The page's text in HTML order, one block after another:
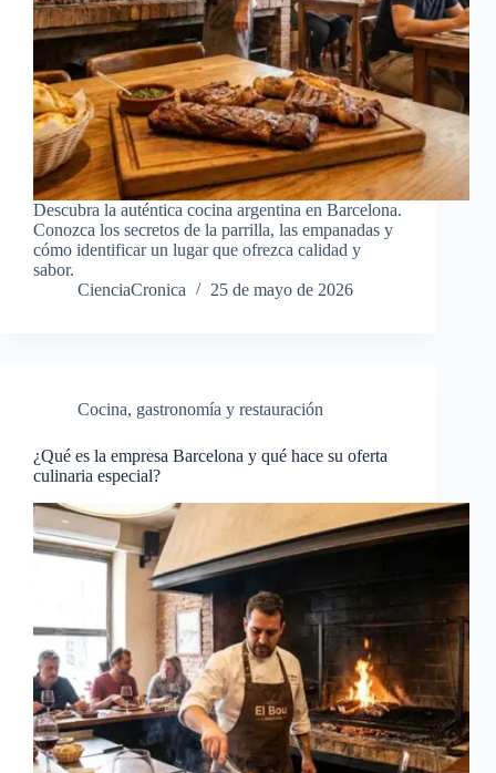
Descubra la auténtica cocina argentina en Barcelona.
Conozca los secretos de la parrilla, las empanadas y
cómo identificar un lugar que ofrezca calidad y
sabor.
CienciaCronica
25 de mayo de 2026
Cocina, gastronomía y restauración
¿Qué es la empresa Barcelona y qué hace su oferta
culinaria especial?